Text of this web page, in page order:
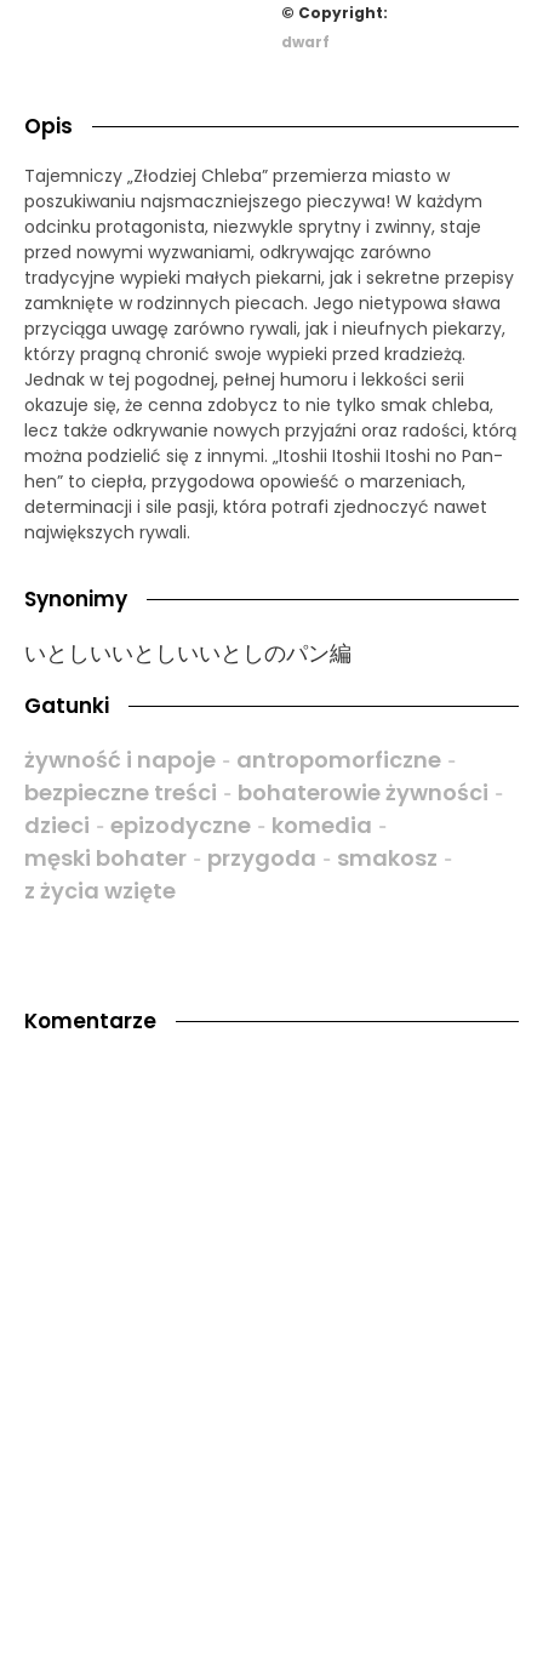
© Copyright:
dwarf
Opis
Tajemniczy „Złodziej Chleba” przemierza miasto w
poszukiwaniu najsmaczniejszego pieczywa! W każdym
odcinku protagonista, niezwykle sprytny i zwinny, staje
przed nowymi wyzwaniami, odkrywając zarówno
tradycyjne wypieki małych piekarni, jak i sekretne przepisy
zamknięte w rodzinnych piecach. Jego nietypowa sława
przyciąga uwagę zarówno rywali, jak i nieufnych piekarzy,
którzy pragną chronić swoje wypieki przed kradzieżą.
Jednak w tej pogodnej, pełnej humoru i lekkości serii
okazuje się, że cenna zdobycz to nie tylko smak chleba,
lecz także odkrywanie nowych przyjaźni oraz radości, którą
można podzielić się z innymi. „Itoshii Itoshii Itoshi no Pan-
hen” to ciepła, przygodowa opowieść o marzeniach,
determinacji i sile pasji, która potrafi zjednoczyć nawet
największych rywali.
Synonimy
いとしいいとしいいとしのパン編
Gatunki
żywność i napoje - antropomorficzne -
bezpieczne treści - bohaterowie żywności -
dzieci - epizodyczne - komedia -
męski bohater - przygoda - smakosz -
z życia wzięte
Komentarze